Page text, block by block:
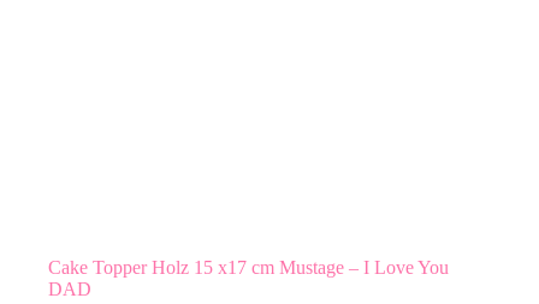
Cake Topper Holz 15 x17 cm Mustage – I Love You
DAD